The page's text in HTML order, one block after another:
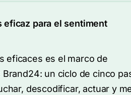
eficaz para el sentiment
eficaces es el marco de
un ciclo de cinco
descodificar, actuar y